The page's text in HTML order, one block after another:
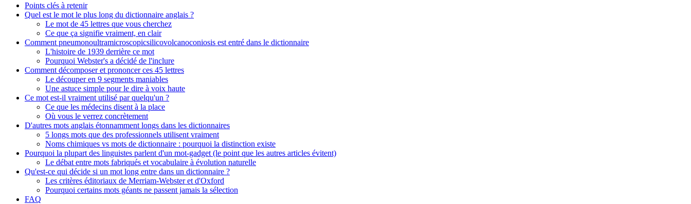
Points clés à retenir
Quel est le mot le plus long du dictionnaire anglais ?
Le mot de 45 lettres que vous cherchez
Ce que ça signifie vraiment, en clair
Comment pneumonoultramicroscopicsilicovolcanoconiosis est entré dans le dictionnaire
L'histoire de 1939 derrière ce mot
Pourquoi Webster's a décidé de l'inclure
Comment décomposer et prononcer ces 45 lettres
Le découper en 9 segments maniables
Une astuce simple pour le dire à voix haute
Ce mot est-il vraiment utilisé par quelqu'un ?
Ce que les médecins disent à la place
Où vous le verrez concrètement
D'autres mots anglais étonnamment longs dans les dictionnaires
5 longs mots que des professionnels utilisent vraiment
Noms chimiques vs mots de dictionnaire : pourquoi la distinction existe
Pourquoi la plupart des linguistes parlent d'un mot-gadget (le point que les autres articles évitent)
Le débat entre mots fabriqués et vocabulaire à évolution naturelle
Qu'est-ce qui décide si un mot long entre dans un dictionnaire ?
Les critères éditoriaux de Merriam-Webster et d'Oxford
Pourquoi certains mots géants ne passent jamais la sélection
FAQ